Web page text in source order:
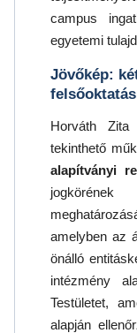
campus
egyetemi
Jövőkép:
Horváth
tekinthető
alapítványi
amelyben az
önálló
intézmény
Testületet,
alapján